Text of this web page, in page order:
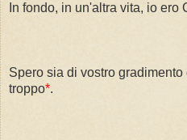
In fondo, in un'altra vita, io ero
Spero sia di vostro
troppo*.